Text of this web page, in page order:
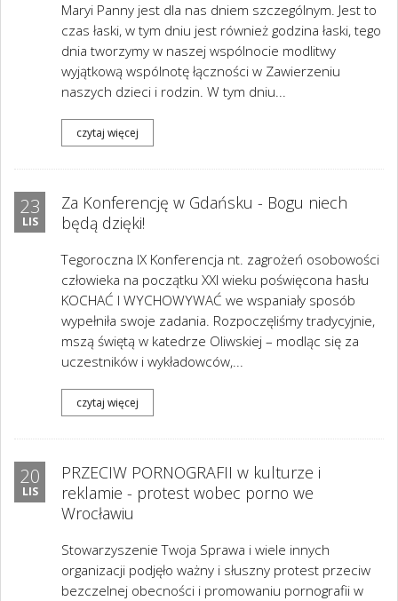
Maryi Panny jest dla nas dniem szczególnym. Jest to
czas łaski, w tym dniu jest również godzina łaski, tego
dnia tworzymy w naszej wspólnocie modlitwy
wyjątkową wspólnotę łączności w Zawierzeniu
naszych dzieci i rodzin. W tym dniu...
czytaj więcej
23
LIS
Za Konferencję w Gdańsku - Bogu niech
będą dzięki!
Tegoroczna IX Konferencja nt. zagrożeń osobowości
człowieka na początku XXI wieku poświęcona hasłu
KOCHAĆ I WYCHOWYWAĆ we wspaniały sposób
wypełniła swoje zadania. Rozpoczęliśmy tradycyjnie,
mszą świętą w katedrze Oliwskiej – modląc się za
uczestników i wykładowców,...
czytaj więcej
20
LIS
PRZECIW PORNOGRAFII w kulturze i
reklamie - protest wobec porno we
Wrocławiu
Stowarzyszenie Twoja Sprawa i wiele innych
organizacji podjęło ważny i słuszny protest przeciw
bezczelnej obecności i promowaniu pornografii w